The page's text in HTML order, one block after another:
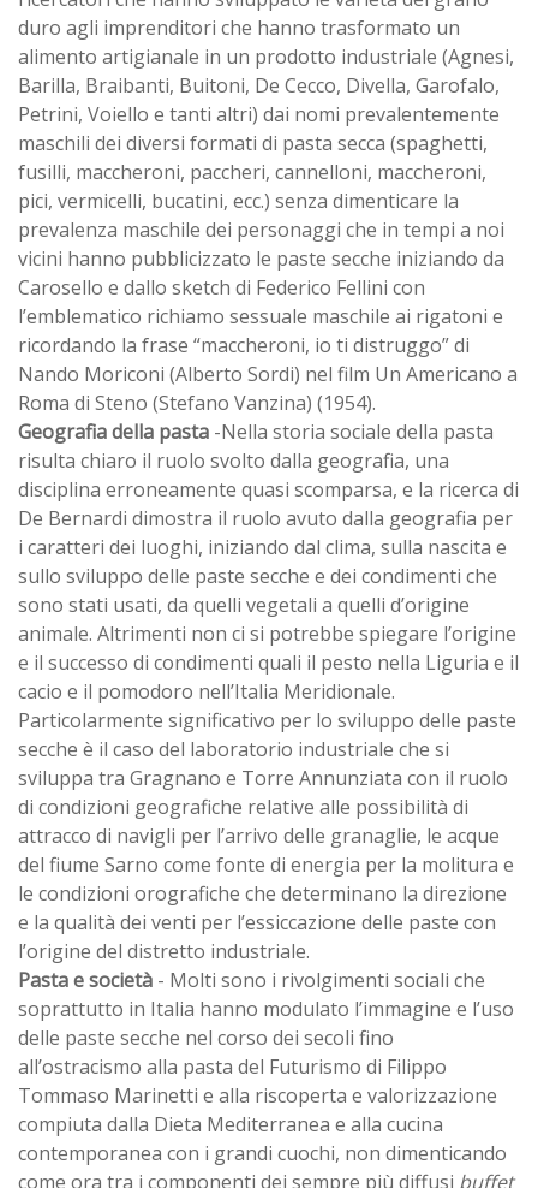
duro agli imprenditori che hanno trasformato un
alimento artigianale in un prodotto industriale (Agnesi,
Barilla, Braibanti, Buitoni, De Cecco, Divella, Garofalo,
Petrini, Voiello e tanti altri) dai nomi prevalentemente
maschili dei diversi formati di pasta secca (spaghetti,
fusilli, maccheroni, paccheri, cannelloni, maccheroni,
pici, vermicelli, bucatini, ecc.) senza dimenticare la
prevalenza maschile dei personaggi che in tempi a noi
vicini hanno pubblicizzato le paste secche iniziando da
Carosello e dallo sketch di Federico Fellini con
l’emblematico richiamo sessuale maschile ai rigatoni e
ricordando la frase “maccheroni, io ti distruggo” di
Nando Moriconi (Alberto Sordi) nel film Un Americano a
Roma di Steno (Stefano Vanzina) (1954).
Geografia della pasta -Nella storia sociale della pasta
risulta chiaro il ruolo svolto dalla geografia, una
disciplina erroneamente quasi scomparsa, e la ricerca di
De Bernardi dimostra il ruolo avuto dalla geografia per
i caratteri dei luoghi, iniziando dal clima, sulla nascita e
sullo sviluppo delle paste secche e dei condimenti che
sono stati usati, da quelli vegetali a quelli d’origine
animale. Altrimenti non ci si potrebbe spiegare l’origine
e il successo di condimenti quali il pesto nella Liguria e il
cacio e il pomodoro nell’Italia Meridionale.
Particolarmente significativo per lo sviluppo delle paste
secche è il caso del laboratorio industriale che si
sviluppa tra Gragnano e Torre Annunziata con il ruolo
di condizioni geografiche relative alle possibilità di
attracco di navigli per l’arrivo delle granaglie, le acque
del fiume Sarno come fonte di energia per la molitura e
le condizioni orografiche che determinano la direzione
e la qualità dei venti per l’essiccazione delle paste con
l’origine del distretto industriale.
Pasta e società - Molti sono i rivolgimenti sociali che
soprattutto in Italia hanno modulato l’immagine e l’uso
delle paste secche nel corso dei secoli fino
all’ostracismo alla pasta del Futurismo di Filippo
Tommaso Marinetti e alla riscoperta e valorizzazione
compiuta dalla Dieta Mediterranea e alla cucina
contemporanea con i grandi cuochi, non dimenticando
come ora tra i componenti dei sempre più diffusi buffet